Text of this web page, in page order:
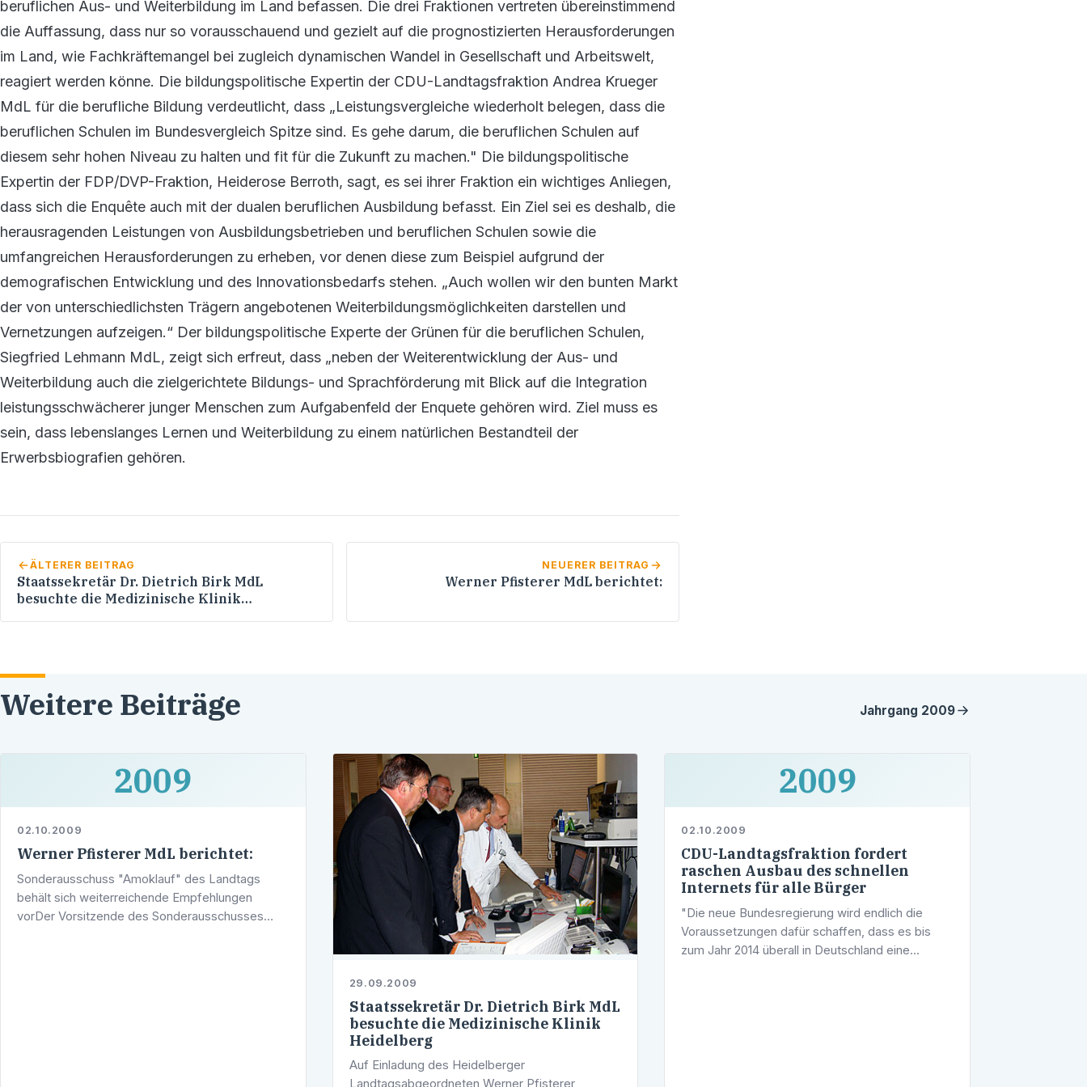
beruflichen Aus- und Weiterbildung im Land befassen. Die drei Fraktionen vertreten übereinstimmend
die Auffassung, dass nur so vorausschauend und gezielt auf die prognostizierten Herausforderungen
im Land, wie Fachkräftemangel bei zugleich dynamischen Wandel in Gesellschaft und Arbeitswelt,
reagiert werden könne. Die bildungspolitische Expertin der CDU-Landtagsfraktion Andrea Krueger
MdL für die berufliche Bildung verdeutlicht, dass „Leistungsvergleiche wiederholt belegen, dass die
beruflichen Schulen im Bundesvergleich Spitze sind. Es gehe darum, die beruflichen Schulen auf
diesem sehr hohen Niveau zu halten und fit für die Zukunft zu machen." Die bildungspolitische
Expertin der FDP/DVP-Fraktion, Heiderose Berroth, sagt, es sei ihrer Fraktion ein wichtiges Anliegen,
dass sich die Enquête auch mit der dualen beruflichen Ausbildung befasst. Ein Ziel sei es deshalb, die
herausragenden Leistungen von Ausbildungsbetrieben und beruflichen Schulen sowie die
umfangreichen Herausforderungen zu erheben, vor denen diese zum Beispiel aufgrund der
demografischen Entwicklung und des Innovationsbedarfs stehen. „Auch wollen wir den bunten Markt
der von unterschiedlichsten Trägern angebotenen Weiterbildungsmöglichkeiten darstellen und
Vernetzungen aufzeigen.“ Der bildungspolitische Experte der Grünen für die beruflichen Schulen,
Siegfried Lehmann MdL, zeigt sich erfreut, dass „neben der Weiterentwicklung der Aus- und
Weiterbildung auch die zielgerichtete Bildungs- und Sprachförderung mit Blick auf die Integration
leistungsschwächerer junger Menschen zum Aufgabenfeld der Enquete gehören wird. Ziel muss es
sein, dass lebenslanges Lernen und Weiterbildung zu einem natürlichen Bestandteil der
Erwerbsbiografien gehören.
ÄLTERER BEITRAG
Staatssekretär Dr. Dietrich Birk MdL
besuchte die Medizinische Klinik
NEUERER BEITRAG
Werner Pfisterer MdL berichtet:
Weitere Beiträge Jahrgang 2009
2009
02.10.2009
Werner Pfisterer MdL berichtet:
Sonderausschuss "Amoklauf" des Landtags
behält sich weiterreichende Empfehlungen
vorDer Vorsitzende des Sonderausschusses
29.09.2009
Staatssekretär Dr. Dietrich Birk MdL
besuchte die Medizinische Klinik
Heidelberg
Auf Einladung des Heidelberger
Landtagsabgeordneten Werner Pfisterer
2009
02.10.2009
CDU-Landtagsfraktion fordert
raschen Ausbau des schnellen
Internets für alle Bürger
"Die neue Bundesregierung wird endlich die
Voraussetzungen dafür schaffen, dass es bis
zum Jahr 2014 überall in Deutschland eine